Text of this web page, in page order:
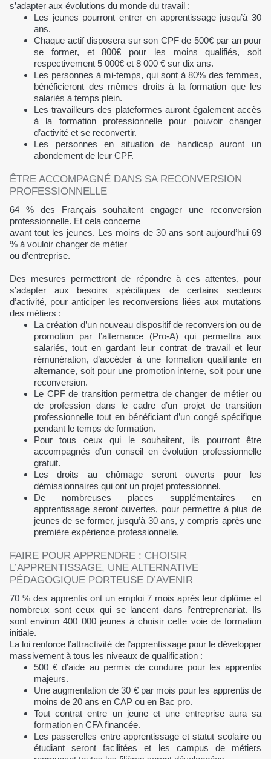
s’adapter aux évolutions du monde du travail :
Les jeunes pourront entrer en apprentissage jusqu’à 30
ans.
Chaque actif disposera sur son CPF de 500€ par an pour
se former, et 800€ pour les moins qualifiés, soit
respectivement 5 000€ et 8 000 € sur dix ans.
Les personnes à mi-temps, qui sont à 80% des femmes,
bénéficieront des mêmes droits à la formation que les
salariés à temps plein.
Les travailleurs des plateformes auront également accès
à la formation professionnelle pour pouvoir changer
d’activité et se reconvertir.
Les personnes en situation de handicap auront un
abondement de leur CPF.
ÊTRE ACCOMPAGNÉ DANS SA RECONVERSION
PROFESSIONNELLE
64 % des Français souhaitent engager une reconversion
professionnelle. Et cela concerne
avant tout les jeunes. Les moins de 30 ans sont aujourd’hui 69
% à vouloir changer de métier
ou d’entreprise.
Des mesures permettront de répondre à ces attentes, pour
s’adapter aux besoins spécifiques de certains secteurs
d’activité, pour anticiper les reconversions liées aux mutations
des métiers :
La création d’un nouveau dispositif de reconversion ou de
promotion par l’alternance (Pro-A) qui permettra aux
salariés, tout en gardant leur contrat de travail et leur
rémunération, d’accéder à une formation qualifiante en
alternance, soit pour une promotion interne, soit pour une
reconversion.
Le CPF de transition permettra de changer de métier ou
de profession dans le cadre d’un projet de transition
professionnelle tout en bénéficiant d’un congé spécifique
pendant le temps de formation.
Pour tous ceux qui le souhaitent, ils pourront être
accompagnés d’un conseil en évolution professionnelle
gratuit.
Les droits au chômage seront ouverts pour les
démissionnaires qui ont un projet professionnel.
De nombreuses places supplémentaires en
apprentissage seront ouvertes, pour permettre à plus de
jeunes de se former, jusqu’à 30 ans, y compris après une
première expérience professionnelle.
FAIRE POUR APPRENDRE : CHOISIR
L’APPRENTISSAGE, UNE ALTERNATIVE
PÉDAGOGIQUE PORTEUSE D’AVENIR
70 % des apprentis ont un emploi 7 mois après leur diplôme et
nombreux sont ceux qui se lancent dans l’entreprenariat. Ils
sont environ 400 000 jeunes à choisir cette voie de formation
initiale.
La loi renforce l’attractivité de l’apprentissage pour le développer
massivement à tous les niveaux de qualification :
500 € d’aide au permis de conduire pour les apprentis
majeurs.
Une augmentation de 30 € par mois pour les apprentis de
moins de 20 ans en CAP ou en Bac pro.
Tout contrat entre un jeune et une entreprise aura sa
formation en CFA financée.
Les passerelles entre apprentissage et statut scolaire ou
étudiant seront facilitées et les campus de métiers